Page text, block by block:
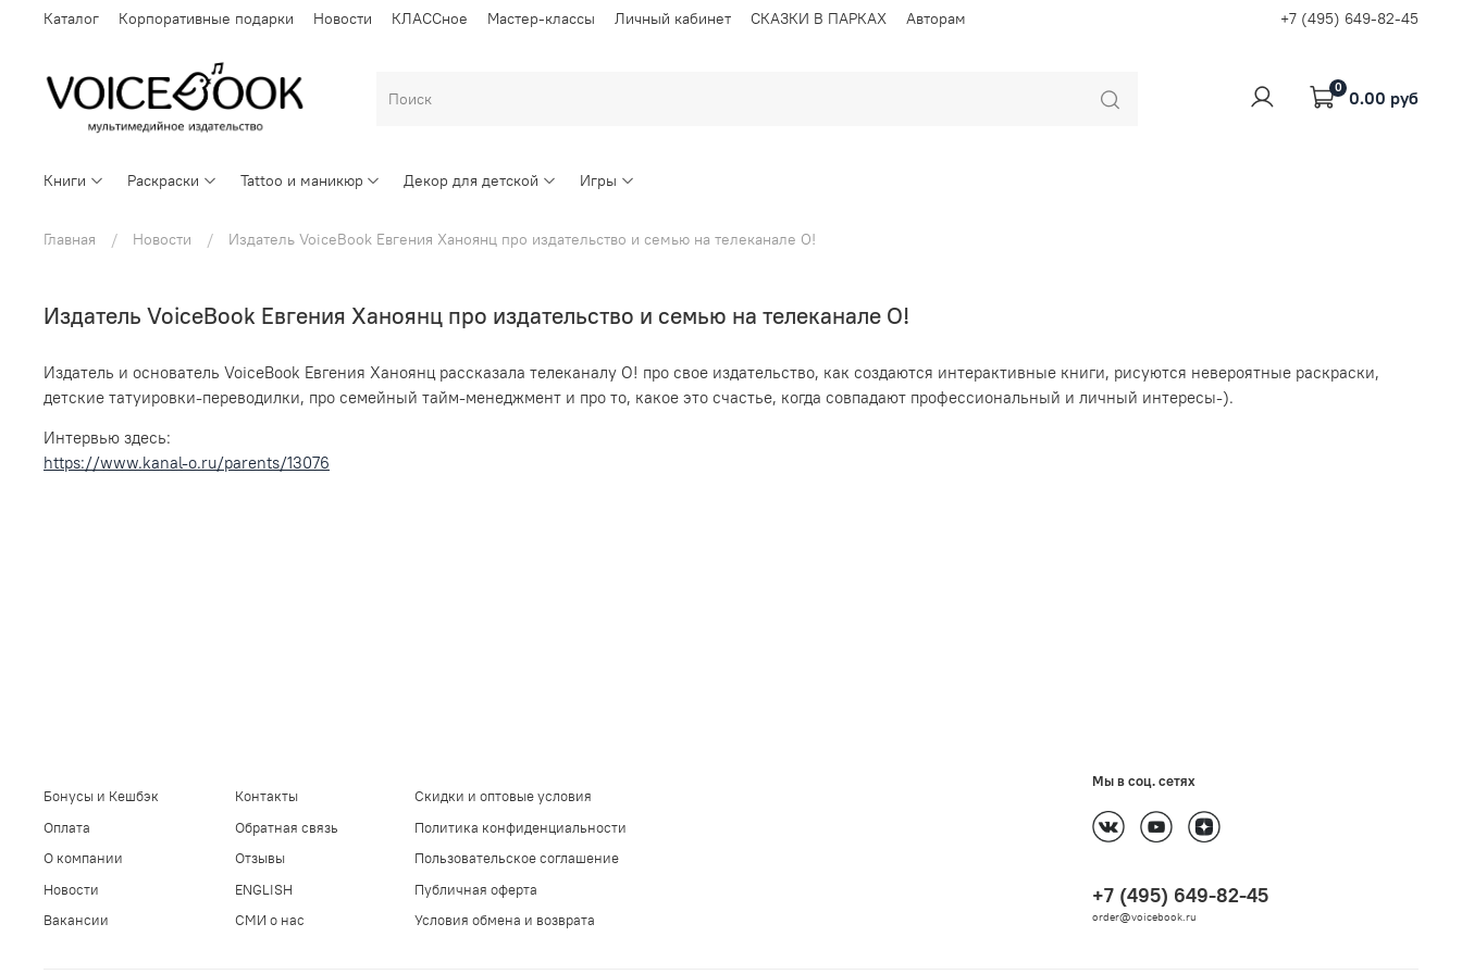
Каталог Корпоративные подарки Новости КЛАССное Мастер-классы Личный кабинет СКАЗКИ В ПАРКАХ Авторам +7 (495) 649-82-45
0 0.00 руб
Книги Раскраски Tattoo и маникюр Декор для детской Игры
Главная Новости Издатель VoiceBook Евгения Ханоянц про издательство и семью на телеканале О!
Издатель VoiceBook Евгения Ханоянц про издательство и семью на телеканале О!
Издатель и основатель VoiceBook Евгения Ханоянц рассказала телеканалу О! про свое издательство, как создаются интерактивные книги, рисуются невероятные раскраски,
детские татуировки-переводилки, про семейный тайм-менеджмент и про то, какое это счастье, когда совпадают профессиональный и личный интересы-).
Интервью здесь:
https://www.kanal-o.ru/parents/13076
Бонусы и Кешбэк
Оплата
О компании
Новости
Вакансии
Контакты
Обратная связь
Отзывы
ENGLISH
СМИ о нас
Скидки и оптовые условия
Политика конфиденциальности
Пользовательское соглашение
Публичная оферта
Условия обмена и возврата
Мы в соц. сетях
+7 (495) 649-82-45
order@voicebook.ru